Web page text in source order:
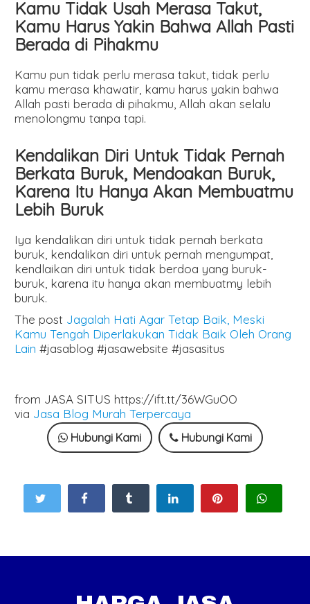
Kamu Tidak Usah Merasa Takut,
Kamu Harus Yakin Bahwa Allah Pasti
Berada di Pihakmu
Kamu pun tidak perlu merasa takut, tidak perlu
kamu merasa khawatir, kamu harus yakin bahwa
Allah pasti berada di pihakmu, Allah akan selalu
menolongmu tanpa tapi.
Kendalikan Diri Untuk Tidak Pernah
Berkata Buruk, Mendoakan Buruk,
Karena Itu Hanya Akan Membuatmu
Lebih Buruk
Iya kendalikan diri untuk tidak pernah berkata
buruk, kendalikan diri untuk pernah mengumpat,
kendlaikan diri untuk tidak berdoa yang buruk-
buruk, karena itu hanya akan membuatmy lebih
buruk.
The post Jagalah Hati Agar Tetap Baik, Meski
Kamu Tengah Diperlakukan Tidak Baik Oleh Orang
Lain #jasablog #jasawebsite #jasasitus
from JASA SITUS https://ift.tt/36WGuOO
via Jasa Blog Murah Terpercaya
Hubungi Kami Hubungi Kami